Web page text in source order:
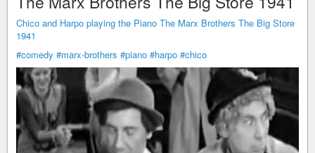
Chico and Harpo playing the Piano The Marx Brothers The Big Store
1941
#comedy #marx-brothers #piano #harpo #chico